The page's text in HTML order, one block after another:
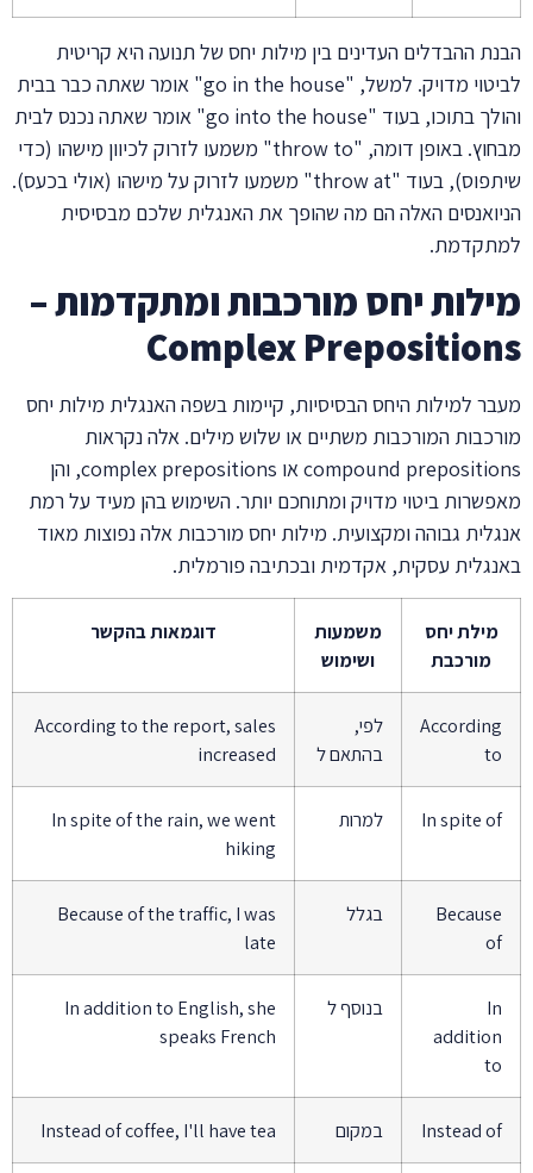
הבנת ההבדלים העדינים בין מילות יחס של תנועה היא קריטית
לביטוי מדויק. למשל, "go in the house" אומר שאתה כבר בבית
והולך בתוכו, בעוד "go into the house" אומר שאתה נכנס לבית
מבחוץ. באופן דומה, "throw to" משמעו לזרוק לכיוון מישהו (כדי
שיתפוס), בעוד "throw at" משמעו לזרוק על מישהו (אולי בכעס).
הניואנסים האלה הם מה שהופך את האנגלית שלכם מבסיסית
למתקדמת.
מילות יחס מורכבות ומתקדמות –
Complex Prepositions
מעבר למילות היחס הבסיסיות, קיימות בשפה האנגלית מילות יחס
מורכבות המורכבות משתיים או שלוש מילים. אלה נקראות
compound prepositions או complex prepositions, והן
מאפשרות ביטוי מדויק ומתוחכם יותר. השימוש בהן מעיד על רמת
אנגלית גבוהה ומקצועית. מילות יחס מורכבות אלה נפוצות מאוד
באנגלית עסקית, אקדמית ובכתיבה פורמלית.
מילת יחס
מורכבת
משמעות
ושימוש
דוגמאות בהקשר
According
to
לפי,
בהתאם ל
According to the report, sales
increased
In spite of למרות
In spite of the rain, we went
hiking
Because
of
בגלל
Because of the traffic, I was
late
In
addition
to
בנוסף ל
In addition to English, she
speaks French
Instead of במקום Instead of coffee, I'll have tea